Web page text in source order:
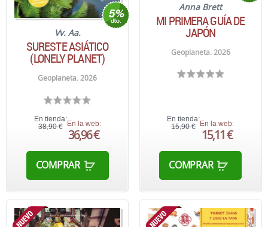
Vv. Aa.
SURESTE ASIÁTICO
(LONELY PLANET)
Geoplaneta. 2026
En tienda:
38,90 € En la web:
36,96 €
COMPRAR
Anna Brett
MI PRIMERA GUÍA DE
JAPÓN
Geoplaneta. 2026
En tienda:
15,90 €
En la web:
15,11 €
COMPRAR